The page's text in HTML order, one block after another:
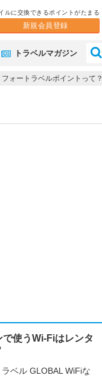
ルに交換できるポイントがたまる
新規会員登録
トラベルマガジン
フォートラベルポイントって？
で使うWi-Fiはレンタ
ベル GLOBAL WiFiな